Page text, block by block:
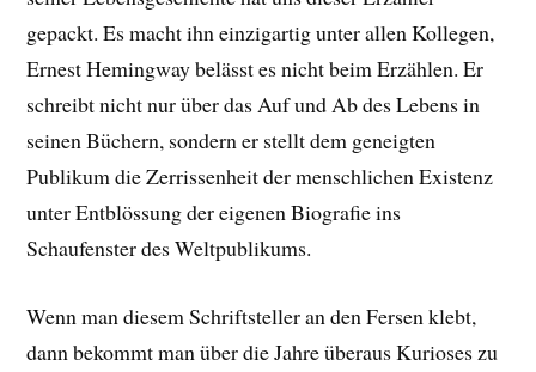
gepackt. Es macht ihn einzigartig unter allen Kollegen,
Ernest Hemingway belässt es nicht beim Erzählen. Er
schreibt nicht nur über das Auf und Ab des Lebens in
seinen Büchern, sondern er stellt dem geneigten
Publikum die Zerrissenheit der menschlichen Existenz
unter Entblössung der eigenen Biografie ins
Schaufenster des Weltpublikums.
Wenn man diesem Schriftsteller an den Fersen klebt,
dann bekommt man über die Jahre überaus Kurioses zu